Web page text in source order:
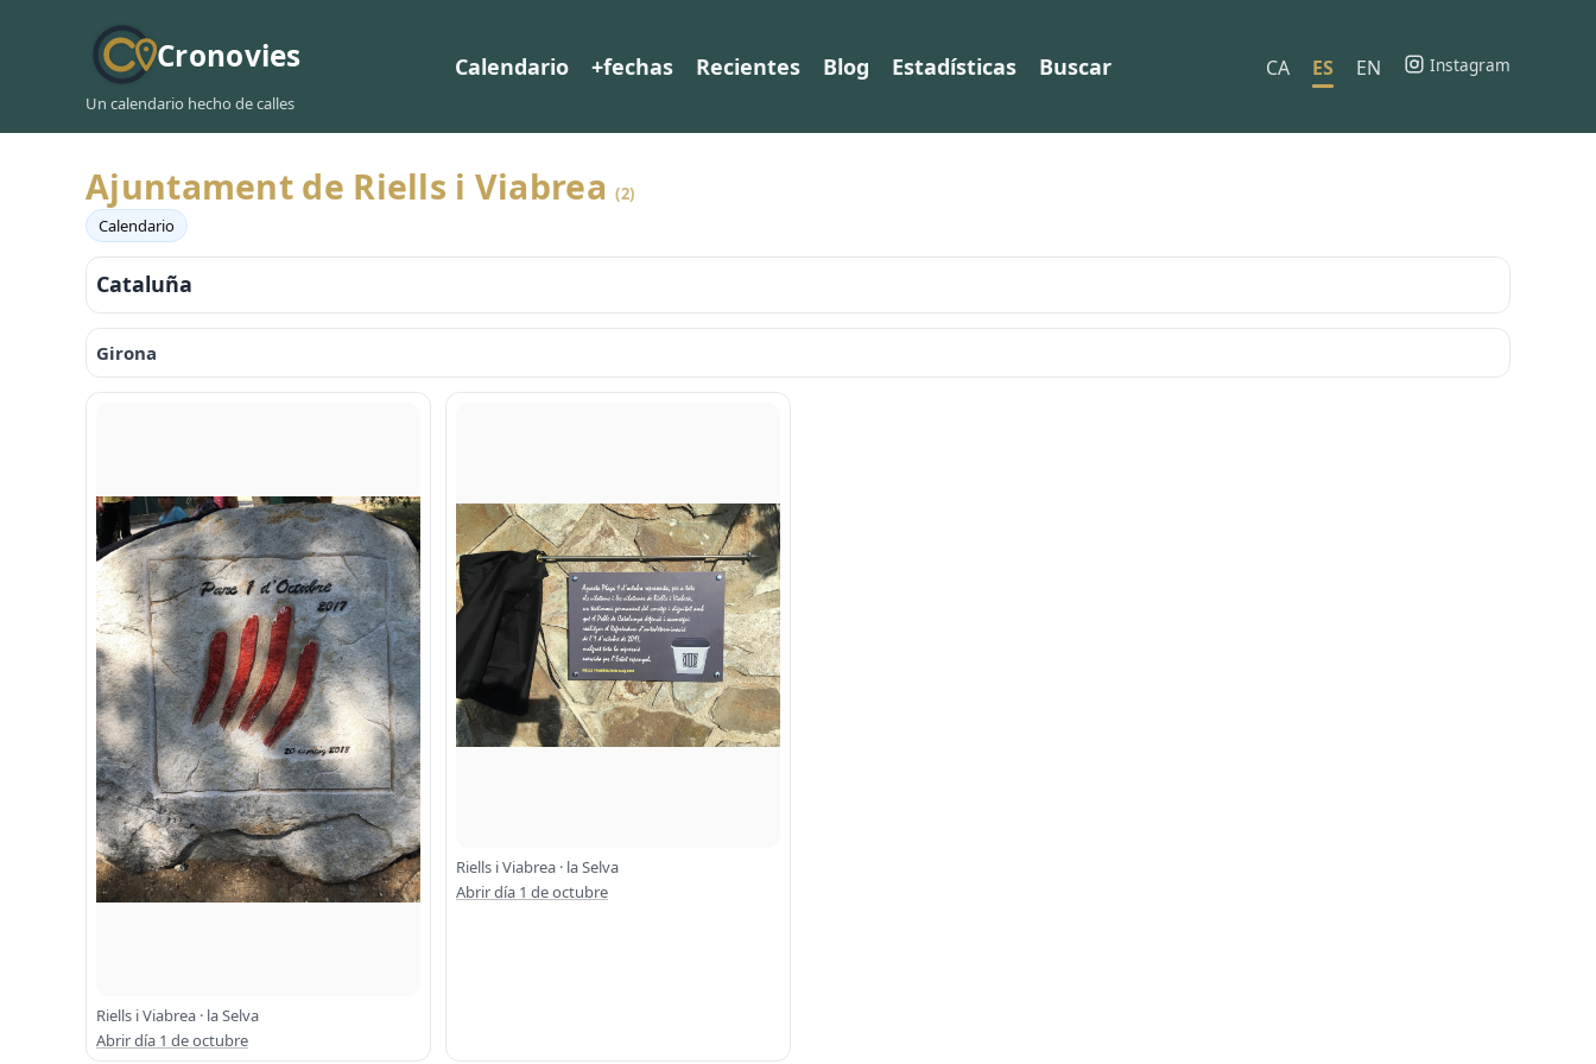
Cronovies
Un calendario hecho de calles
Calendario +fechas Recientes Blog Estadísticas Buscar CA ES EN Instagram
Ajuntament de Riells i Viabrea(2)
Calendario
Cataluña
Girona
Riells i Viabrea · la Selva
Abrir día 1 de octubre
Riells i Viabrea · la Selva
Abrir día 1 de octubre